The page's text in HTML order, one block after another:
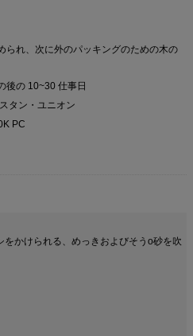
られ、次に外のパッキングのための木の
後の 10~30 仕事日
タン・ユニオン
PC
をかけられる、めっきおよびそうo砂を吹